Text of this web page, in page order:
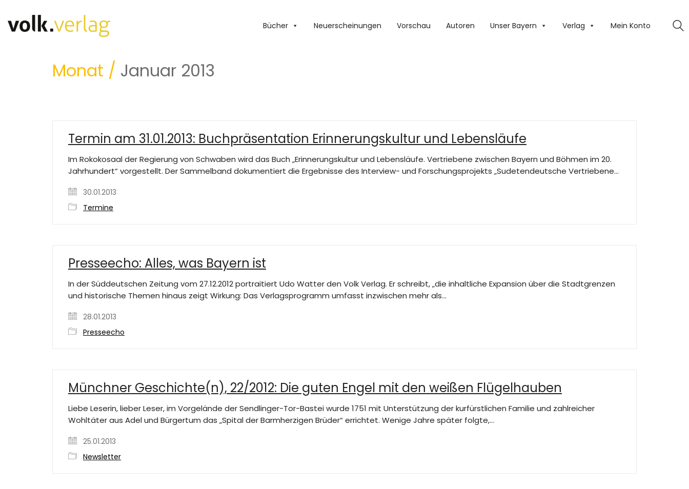
Bücher Neuerscheinungen Vorschau Autoren Unser Bayern Verlag Mein Konto
Monat / Januar 2013
Termin am 31.01.2013: Buchpräsentation Erinnerungskultur und Lebensläufe
Im Rokokosaal der Regierung von Schwaben wird das Buch „Erinnerungskultur und Lebensläufe. Vertriebene zwischen Bayern und Böhmen im 20.
Jahrhundert“ vorgestellt. Der Sammelband dokumentiert die Ergebnisse des Interview- und Forschungsprojekts „Sudetendeutsche Vertriebene…
30.01.2013
Termine
Presseecho: Alles, was Bayern ist
In der Süddeutschen Zeitung vom 27.12.2012 portraitiert Udo Watter den Volk Verlag. Er schreibt, „die inhaltliche Expansion über die Stadtgrenzen
und historische Themen hinaus zeigt Wirkung: Das Verlagsprogramm umfasst inzwischen mehr als…
28.01.2013
Presseecho
Münchner Geschichte(n), 22/2012: Die guten Engel mit den weißen Flügelhauben
Liebe Leserin, lieber Leser, im Vorgelände der Sendlinger-Tor-Bastei wurde 1751 mit Unterstützung der kurfürstlichen Familie und zahlreicher
Wohltäter aus Adel und Bürgertum das „Spital der Barmherzigen Brüder“ errichtet. Wenige Jahre später folgte,…
25.01.2013
Newsletter